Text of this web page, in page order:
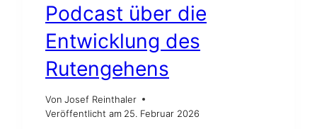
Podcast über die
Entwicklung des
Rutengehens
Von Josef Reinthaler
Veröffentlicht am 25. Februar 2026